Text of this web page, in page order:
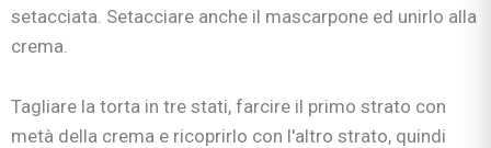
setacciata. Setacciare anche il mascarpone ed unirlo alla
crema.
Tagliare la torta in tre stati, farcire il primo strato con
metà della crema e ricoprirlo con l'altro strato, quindi